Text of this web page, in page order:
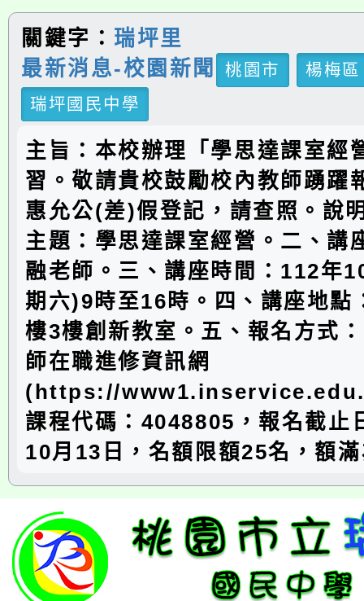
關鍵字： 瑞坪里
最新消息-校園新聞
桃園市
楊梅區
瑞坪國民中學
主旨：本校辦理「學思達課室經
習。敬請貴校鼓勵校內教師踴躍
惠允公(差)假登記，請查照。說
主題：學思達課室經營。二、講
融老師。三、講座時間：112年
期六)9時至16時。四、講座地點
樓3樓創新教室。五、報名方式
師在職進修資訊網
(https://
課程代碼：4048805，報名截止
10月13日，名額限額25名，額